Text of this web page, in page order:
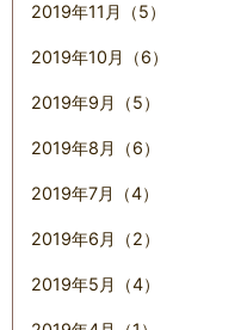
2019年11月（5）
2019年10月（6）
2019年9月（5）
2019年8月（6）
2019年7月（4）
2019年6月（2）
2019年5月（4）